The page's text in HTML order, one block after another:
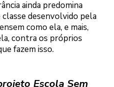
ainda predomina
desenvolvido pela
como ela, e mais,
contra os próprios
fazem isso.
Escola Sem